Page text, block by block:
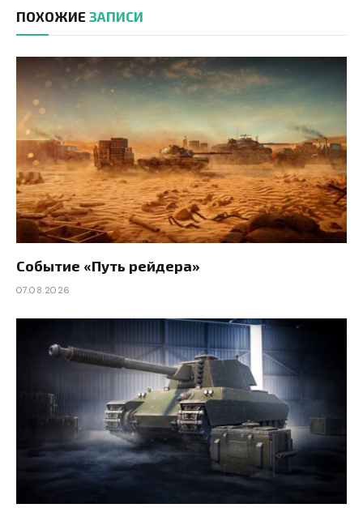
ПОХОЖИЕ ЗАПИСИ
Событие «Путь рейдера»
07.08.2026